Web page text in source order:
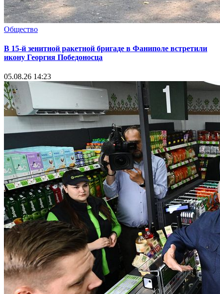
Общество
В 15-й зенитной ракетной бригаде в Фаниполе встретили
икону Георгия Победоносца
05.08.26 14:23